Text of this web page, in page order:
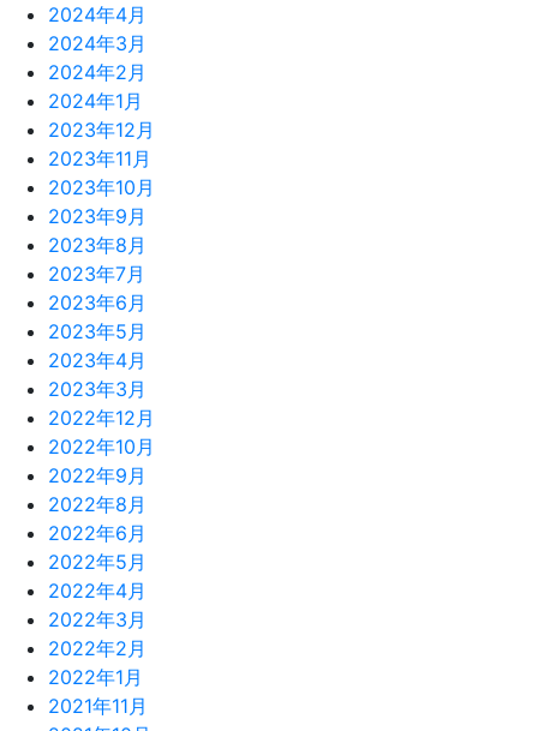
2024年4月
2024年3月
2024年2月
2024年1月
2023年12月
2023年11月
2023年10月
2023年9月
2023年8月
2023年7月
2023年6月
2023年5月
2023年4月
2023年3月
2022年12月
2022年10月
2022年9月
2022年8月
2022年6月
2022年5月
2022年4月
2022年3月
2022年2月
2022年1月
2021年11月